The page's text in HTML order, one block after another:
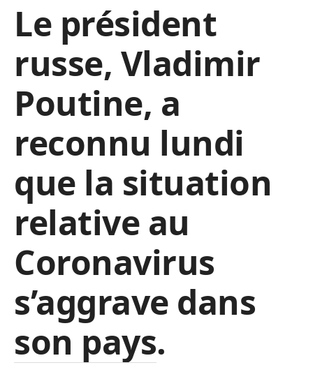
Le président
russe, Vladimir
Poutine, a
reconnu lundi
que la situation
relative au
Coronavirus
s’aggrave dans
son pays.